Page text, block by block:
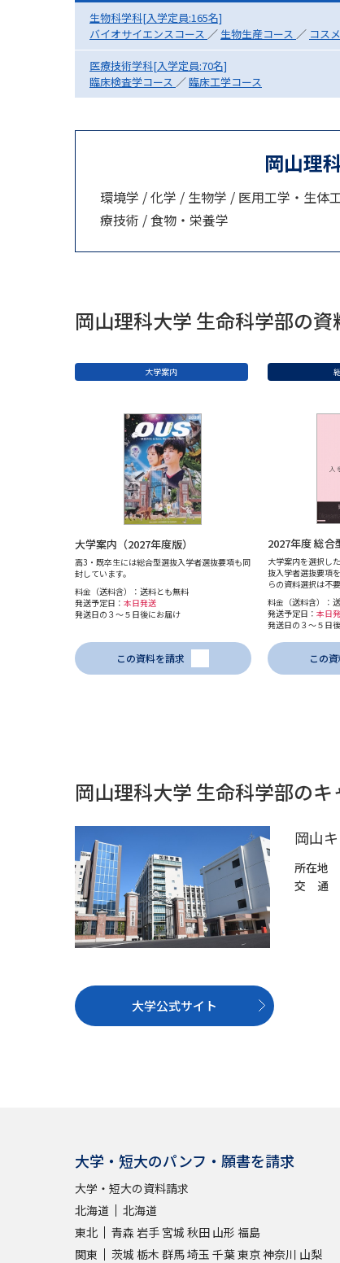
生物科学科[入学定員:165名]
バイオサイエンスコース ／生物生産コース ／ コス
医療技術学科[入学定員:70名]
臨床検査学コース ／臨床工学コース
岡山理
環境学 / 化学 / 生物学 / 医用工学・生体
療技術 / 食物・栄養学
岡山理科大学 生命科学部の資
大学案内
大学案内（2027年度版）
高3・既卒生には総合型選抜入学者選抜要項も同
封しています。
料金（送料含）：送料とも無料
発送予定日： 本日発送
発送日の３～５日後にお届け
この資料を請求
2027年度 総合
大学案内を選択し
抜入学者選抜要項
らの資料選択は不要
料金（送料含）：
発送予定日： 本日
発送日の３～５日
この
岡山理科大学 生命科学部のキ
岡山
所在地
交 通
大学公式サイト
大学・短大のパンフ・願書を請求
大学・短大の資料請求
北海道
北海道
東北
青森 岩手 宮城 秋田 山形 福島
関東
茨城 栃木 群馬埼玉 千葉東京神奈川 山梨